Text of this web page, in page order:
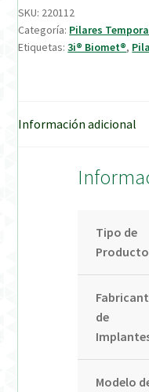
Verification Required
Welcome to DELTA
SKU: 220112
Categoría: Pilares
Etiquetas:3i® Biomet®,
Información adicional
Tipo de
Producto
de
Modelo